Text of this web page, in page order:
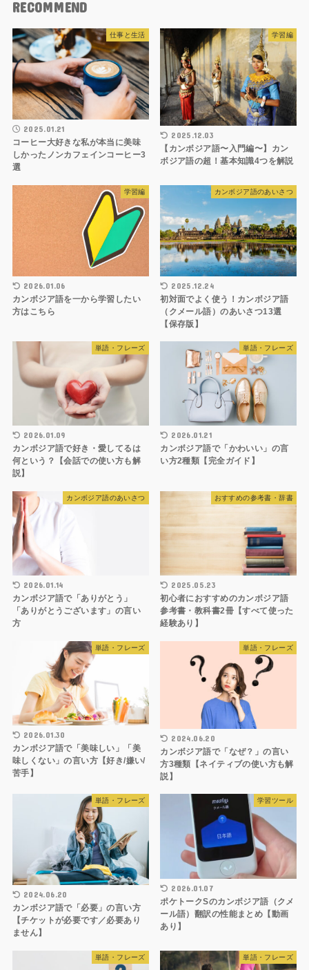
RECOMMEND
仕事と生活
2025.01.21
コーヒー大好きな私が本当に美味
しかったノンカフェインコーヒー3
選
学習編
2025.12.03
【カンボジア語〜入門編〜】カン
ボジア語の超！基本知識4つを解説
学習編
2026.01.06
カンボジア語を一から学習したい
方はこちら
カンボジア語のあいさつ
2025.12.24
初対面でよく使う！カンボジア語
（クメール語）のあいさつ13選
【保存版】
単語・フレーズ
2026.01.09
カンボジア語で好き・愛してるは
何という？【会話での使い方も解
説】
単語・フレーズ
2026.01.21
カンボジア語で「かわいい」の言
い方2種類【完全ガイド】
カンボジア語のあいさつ
2026.01.14
カンボジア語で「ありがとう」
「ありがとうございます」の言い
方
おすすめの参考書・辞書
2025.05.23
初心者におすすめのカンボジア語
参考書・教科書2冊【すべて使った
経験あり】
単語・フレーズ
2026.01.30
カンボジア語で「美味しい」「美
味しくない」の言い方【好き/嫌い/
苦手】
単語・フレーズ
2024.06.20
カンボジア語で「なぜ？」の言い
方3種類【ネイティブの使い方も解
説】
単語・フレーズ
2024.06.20
カンボジア語で「必要」の言い方
【チケットが必要です／必要あり
ません】
学習ツール
2026.01.07
ポケトークSのカンボジア語（クメ
ール語）翻訳の性能まとめ【動画
あり】
単語・フレーズ 単語・フレーズ